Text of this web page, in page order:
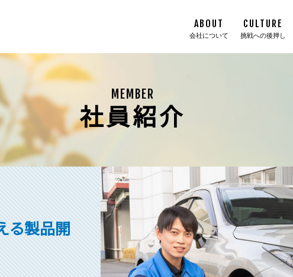
ABOUT
会社について
CULTURE
挑戦への後押し
MEMBER
社員紹介
る製品開